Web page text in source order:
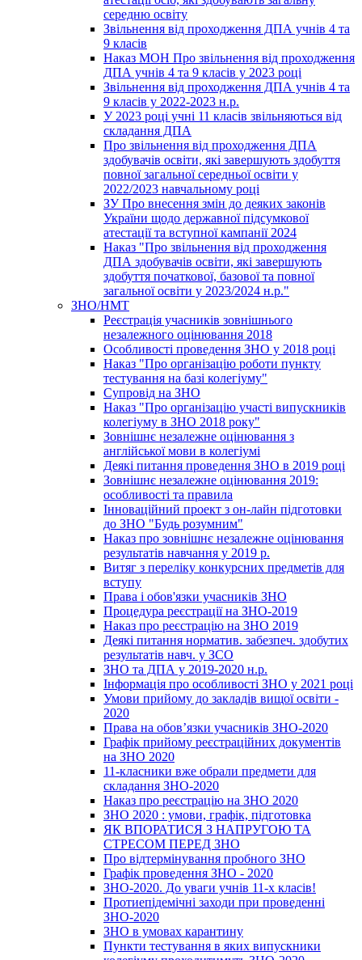
середню освіту
Звільнення від проходження ДПА учнів 4 та
9 класів
Наказ МОН Про звільнення від проходження
ДПА учнів 4 та 9 класів у 2023 році
Звільнення від проходження ДПА учнів 4 та
9 класів у 2022-2023 н.р.
У 2023 році учні 11 класів звільняються від
складання ДПА
Про звільнення від проходження ДПА
здобувачів освіти, які завершують здобуття
повної загальної середньої освіти у
2022/2023 навчальному році
ЗУ Про внесення змін до деяких законів
України щодо державної підсумкової
атестації та вступної кампанії 2024
Наказ "Про звільнення від проходження
ДПА здобувачів освіти, які завершують
здобуття початкової, базової та повної
загальної освіти у 2023/2024 н.р."
ЗНО/НМТ
Реєстрація учасників зовнішнього
незалежного оцінювання 2018
Особливості проведення ЗНО у 2018 році
Наказ "Про організацію роботи пункту
тестування на базі колегіуму"
Супровід на ЗНО
Наказ "Про організацію участі випускників
колегіуму в ЗНО 2018 року"
Зовнішнє незалежне оцінювання з
англійської мови в колегіумі
Деякі питання проведення ЗНО в 2019 році
Зовнішнє незалежне оцінювання 2019:
особливості та правила
Інноваційний проект з он-лайн підготовки
до ЗНО "Будь розумним"
Наказ про зовнішнє незалежне оцінювання
результатів навчання у 2019 р.
Витяг з переліку конкурсних предметів для
вступу
Права і обов'язки учасників ЗНО
Процедура реєстрації на ЗНО-2019
Наказ про реєстрацію на ЗНО 2019
Деякі питання норматив. забезпеч. здобутих
результатів навч. у ЗСО
ЗНО та ДПА у 2019-2020 н.р.
Інформація про особливості ЗНО у 2021 році
Умови прийому до закладів вищої освіти -
2020
Права на обов’язки учасників ЗНО-2020
Графік прийому реєстраційних документів
на ЗНО 2020
11-класники вже обрали предмети для
складання ЗНО-2020
Наказ про реєстрацію на ЗНО 2020
ЗНО 2020 : умови, графік, підготовка
ЯК ВПОРАТИСЯ З НАПРУГОЮ ТА
СТРЕСОМ ПЕРЕД ЗНО
Про відтермінування пробного ЗНО
Графік проведення ЗНО - 2020
ЗНО-2020. До уваги учнів 11-х класів!
Протиепідемічні заходи при проведенні
ЗНО-2020
ЗНО в умовах карантину
Пункти тестування в яких випускники